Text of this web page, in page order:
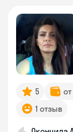
5
1 отзыв